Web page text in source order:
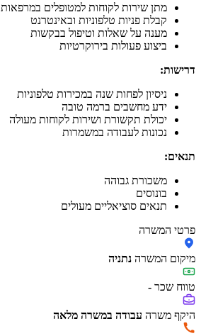
מתן שירות לקוחות למטופלים במרפאות
קבלת פניות טלפוניות ובאינטרנט
מענה על שאלות וטיפול בבקשות
ביצוע פעולות בירוקרטיות
דרישות:
ניסיון לפחות שנה במכירות טלפוניות
ידע מחשבים ברמה טובה
יכולת תקשורת ושירות לקוחות מעולה
נכונות לעבודה במשמרות
תנאים:
משכורת גבוהה
בונוסים
תנאים סוציאליים מעולים
פרטי המשרה
מיקום המשרה נתניה
טווח שכר -
היקף משרה עבודה במשרה מלאה